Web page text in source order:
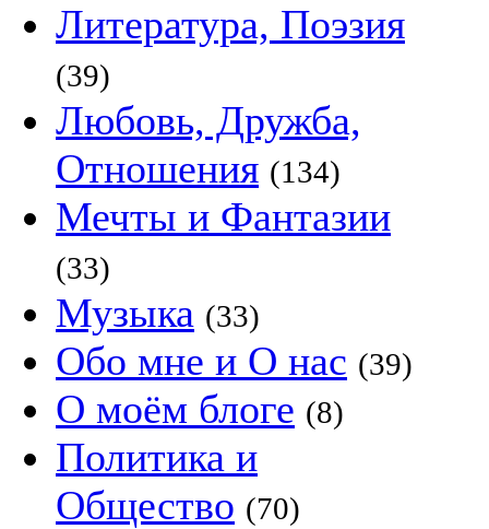
Литература, Поэзия
(39)
Любовь, Дружба,
Отношения (134)
Мечты и Фантазии
(33)
Музыка (33)
Обо мне и О нас (39)
О моём блоге (8)
Политика и
Общество (70)